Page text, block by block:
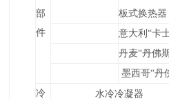
部
件
板式换热器
意大利“卡
丹麦“丹佛
墨西哥“丹
冷
水冷冷凝器